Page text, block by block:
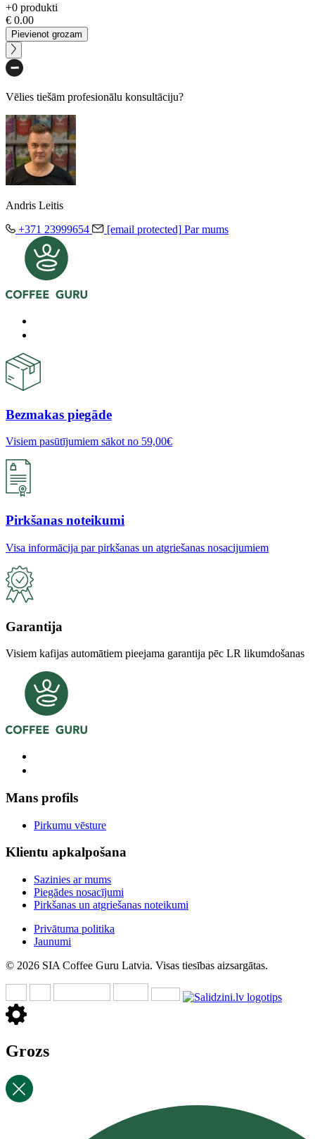
+0 produkti
€ 0.00
Pievienot grozam
Vēlies tiešām profesionālu konsultāciju?
Andris Leitis
+371 23999654
[email protected] Par mums
Bezmakas piegāde
Visiem pasūtījumiem sākot no 59,00€
Pirkšanas noteikumi
Visa informācija par pirkšanas un atgriešanas nosacijumiem
Garantija
Visiem kafijas automātiem pieejama garantija pēc LR likumdošanas
Mans profils
Pirkumu vēsture
Klientu apkalpošana
Sazinies ar mums
Piegādes nosacījumi
Pirkšanas un atgriešanas noteikumi
Privātuma politika
Jaunumi
© 2026 SIA Coffee Guru Latvia. Visas tiesības aizsargātas.
Grozs